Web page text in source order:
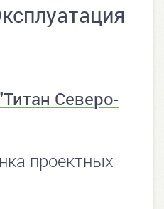
Северо-
проектных